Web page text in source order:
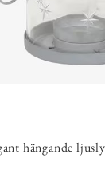
hängande